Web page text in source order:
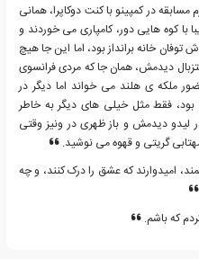
در کمپینو با کنت دوکاپرا، همانی
کوه هایی دور، کامپاری می خوردند و
خانه برانداز بود، اما این جا هیچ
دیدمش، همان جا که مردی فرانسوی
ملکه ی هلند می خواند اما دیگر در
فقط مثل خیلی های دیگر به خاطر
دیدمش و باز ظهری در ونیز وقتی
گریتی و قهوه می نوشید.
امیدوارند که عشق را درک کنند، و چه
که باشم.